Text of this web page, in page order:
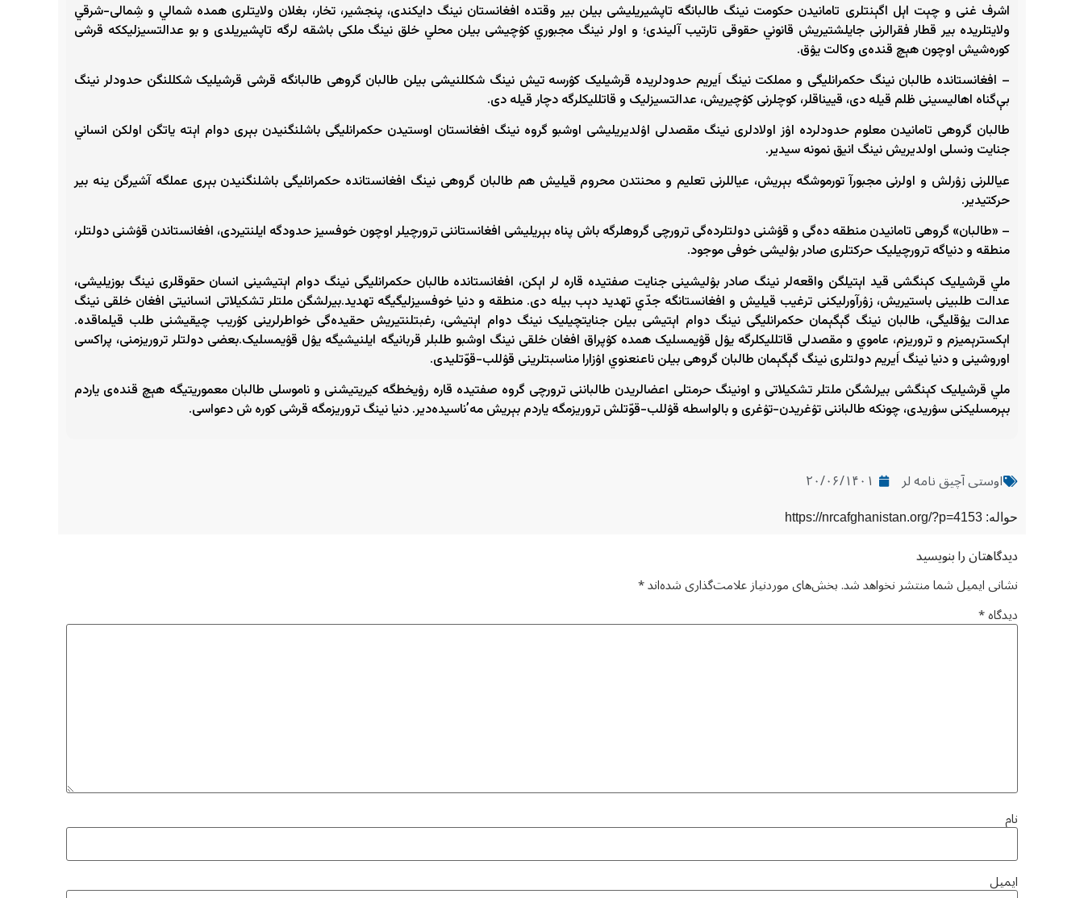
اشرف غنی و چېت اېل اگېنتلری تامانیدن حکومت نینگ طالبانگه تاپشیریلیشی بیلن بیر وقتده افغانستان نینگ دایکندی، پنجشیر، تخار، بغلان ولایتلری همده‌ شمالي و شِمالی-شرقي
ولایتلریده بیر قطار فقرالرنی جایلشتیریش قانوني حقوقی تارتیب آلیندی؛ و اولر نینگ مجبوري کۉچیشی بیلن محلي خلق نینگ ملکی باشقه‌ لرگه تاپشیریلدی و بو عدالتسیزلیککه قرشی
کوره‌شیش اوچون هېچ قنده‌ی وکالت یۉق.
– افغانستانده طالبان نینگ حکمرانلیگی و مملکت نینگ اَیریم حدودلریده قرشیلیک کۉرسه ‌تیش نینگ شکللنیشی بیلن طالبان گروهی طالبانگه قرشی قرشیلیک شکللنگن حدودلر نینگ
بې‌گناه‌ اهالیسینی ظلم قیله‌ دی، قییناقلر، کوچلرنی کۉچیریش، عدالتسیزلیک و قاتللیکلرگه دچار قیله ‌دی.
طالبان گروهی تامانیدن معلوم حدودلرده اۉز اولادلری نینگ مقصدلی اۉلدیریلیشی اوشبو گروه نینگ افغانستان اوستیدن حکمرانلیگی باشلنگنیدن بېری دوام اېته ‌یاتگن اولکن انساني
جنایت ونسلی اولدیریش نینگ انیق نمونه ‌سیدیر.
عیاللرنی زۉرلش و اولرنی مجبورآ تورموشگه بېریش، عیاللرنی تعلیم و محنتدن محروم قیلیش هم طالبان گروهی نینگ افغانستانده حکمرانلیگی باشلنگنیدن بېری عملگه آشیرگن ینه‌ بیر
حرکتیدیر.
– «طالبان» گروهی تامانیدن منطقه‌ ده‌گی و قۉشنی دولتلرده‌گی ترورچی گروهلرگه باش‌ پناه‌ بېریلیشی افغانستاننی ترورچیلر اوچون خوفسیز حدودگه ایلنتیردی، افغانستاندن قۉشنی دولتلر،
منطقه‌ و دنیاگه ترورچیلیک حرکتلری صادر بۉلیشی خوفی موجود.
ملي قرشیلیک کېنگشی قید اېتیلگن واقعه‌لر نینگ صادر بۉلیشینی جنایت صفتیده قاره ‌لر اېکن، افغانستانده طالبان حکمرانلیگی نینگ دوام اېتیشینی انسان حقوقلری نینگ بوزیلیشی،
عدالت طلبینی باستیریش، زۉرآورلیکنی ترغیب قیلیش و افغانستانگه جدّي تهدید دېب بیله ‌دی. منطقه‌ و دنیا خوفسیزلیگیگه تهدید.بیرلشگن ملتلر تشکیلاتی انسانیتی افغان خلقی نینگ
عدالت یۉقلیگی، طالبان نینگ گېگېمان حکمرانلیگی نینگ دوام اېتیشی بیلن جنایتچیلیک نینگ دوام اېتیشی، رغبتلنتیریش حقیده‌گی خواطرلرینی کۉریب چیقیشنی طلب قیلماقده.
اېکسترېمیزم و تروریزم، عاموي و مقصدلی قاتللیکلرگه یۉل قۉیمسلیک همده‌ کۉپراق افغان خلقی نینگ اوشبو طلبلر قربانیگه ایلنیشیگه یۉل قۉیمسلیک.بعضی دولتلر تروریزمنی، پراکسی
اوروشینی و دنیا نینگ اَیریم دولتلری نینگ گېگېمان طالبان گروهی بیلن ناعنعنوي اۉزارا مناسبتلرینی قۉللب-قوّتلیدی.
ملي قرشیلیک کېنگشی بیرلشگن ملتلر تشکیلاتی و اونینگ حرمتلی اعضالریدن طالباننی ترورچی گروه صفتیده قاره‌ رۉیخطگه کیریتیشنی و ناموسلی طالبان معموریتیگه هېچ قنده‌ی یاردم
بېرمسلیکنی سۉریدی، چونکه‌ طالباننی تۉغریدن-تۉغری و بالواسطه‌ قۉللب-قوّتلش تروریزمگه یاردم بېریش مهʼناسیده‌دیر. دنیا نینگ تروریزمگه قرشی کوره ‌ش دعواسی.
اوستی آچیق نامه لر ۲۰/۰۶/۱۴۰۱
حواله: https://nrcafghanistan.org/?p=4153
دیدگاهتان را بنویسید
نشانی ایمیل شما منتشر نخواهد شد.بخش‌های موردنیاز علامت‌گذاری شده‌اند*
دیدگاه*
نام
ایمیل